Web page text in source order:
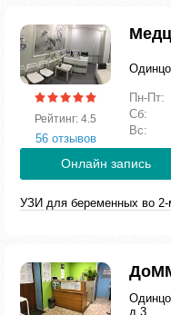
Рейтинг: 4.5
56 отзывов
Пн-Пт:
Сб:
Вс:
Онлайн запись
УЗИ для беременных во 2-
д.3